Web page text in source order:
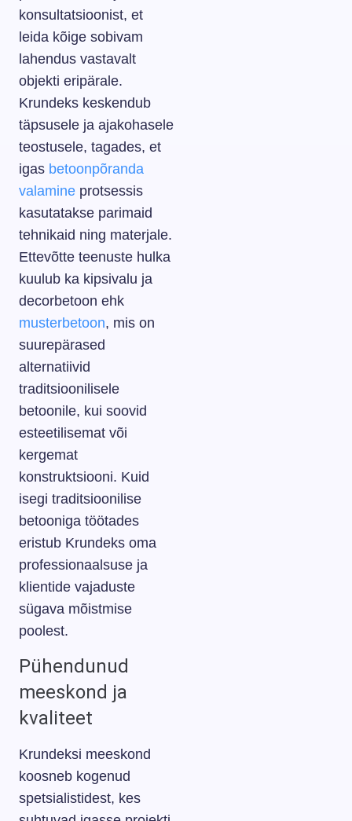
konsultatsioonist, et
leida kõige sobivam
lahendus vastavalt
objekti eripärale.
Krundeks keskendub
täpsusele ja ajakohasele
teostusele, tagades, et
igas betoonpõranda
valamine protsessis
kasutatakse parimaid
tehnikaid ning materjale.
Ettevõtte teenuste hulka
kuulub ka kipsivalu ja
decorbetoon ehk
musterbetoon, mis on
suurepärased
alternatiivid
traditsioonilisele
betoonile, kui soovid
esteetilisemat või
kergemat
konstruktsiooni. Kuid
isegi traditsioonilise
betooniga töötades
eristub Krundeks oma
professionaalsuse ja
klientide vajaduste
sügava mõistmise
poolest.
Pühendunud
meeskond ja
kvaliteet
Krundeksi meeskond
koosneb kogenud
spetsialistidest, kes